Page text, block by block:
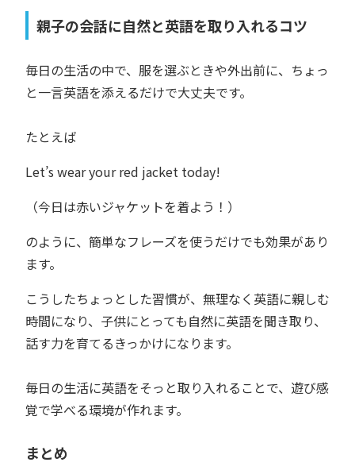
親子の会話に自然と英語を取り入れるコツ
毎日の生活の中で、服を選ぶときや外出前に、ちょっ
と一言英語を添えるだけで大丈夫です。
たとえば
Let’s wear your red jacket today!
（今日は赤いジャケットを着よう！）
のように、簡単なフレーズを使うだけでも効果があり
ます。
こうしたちょっとした習慣が、無理なく英語に親しむ
時間になり、子供にとっても自然に英語を聞き取り、
話す力を育てるきっかけになります。
毎日の生活に英語をそっと取り入れることで、遊び感
覚で学べる環境が作れます。
まとめ